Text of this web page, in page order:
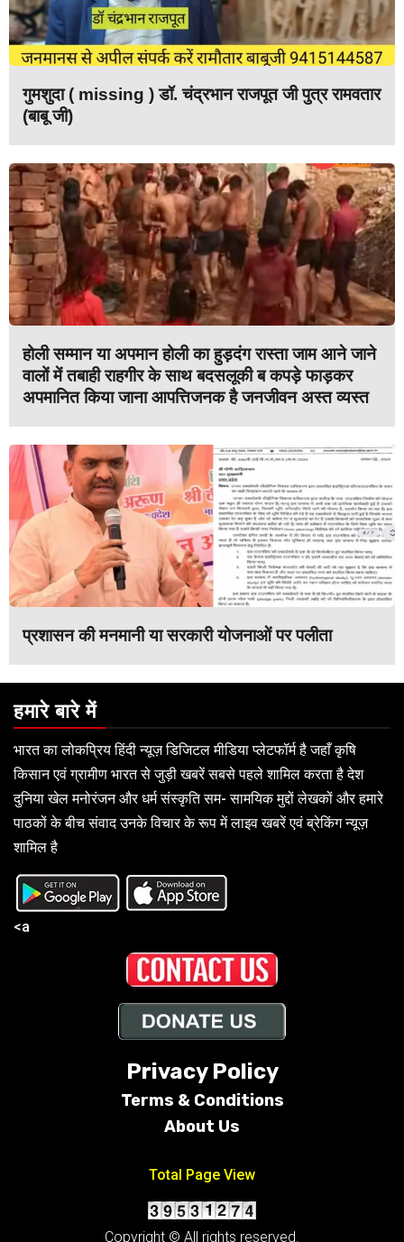
गुमशुदा ( missing ) डॉ. चंद्रभान राजपूत जी पुत्र रामवतार
(बाबू जी)
होली सम्मान या अपमान होली का हुड़दंग रास्ता जाम आने जाने
वालों में तबाही राहगीर के साथ बदसलूकी ब कपड़े फाड़कर
अपमानित किया जाना आपत्तिजनक है जनजीवन अस्त व्यस्त
प्रशासन की मनमानी या सरकारी योजनाओं पर पलीता
हमारे बारे में
भारत का लोकप्रिय हिंदी न्यूज़ डिजिटल मीडिया प्लेटफॉर्म है जहाँ कृषि
किसान एवं ग्रामीण भारत से जुड़ी खबरें सबसे पहले शामिल करता है देश
दुनिया खेल मनोरंजन और धर्म संस्कृति सम- सामयिक मुद्दों लेखकों और हमारे
पाठकों के बीच संवाद उनके विचार के रूप में लाइव खबरें एवं ब्रेकिंग न्यूज़
शामिल है
<a
Privacy Policy
Terms & Conditions
About Us
Total Page View
Copyright © All rights reserved.